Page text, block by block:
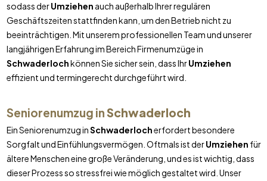
sodass derUmziehen auch außerhalb Ihrer regulären
Geschäftszeiten stattfinden kann, um den Betrieb nicht zu
beeinträchtigen. Mit unserem professionellen Team und unserer
langjährigen Erfahrung im Bereich Firmenumzüge in
Schwaderlochkönnen Sie sicher sein, dass IhrUmziehen
effizient und termingerecht durchgeführt wird.
Seniorenumzug inSchwaderloch
Ein Seniorenumzug inSchwaderlocherfordert besondere
Sorgfalt und Einfühlungsvermögen. Oftmals ist derUmziehen für
ältere Menschen eine große Veränderung, und es ist wichtig, dass
dieser Prozess so stressfrei wie möglich gestaltet wird. Unser